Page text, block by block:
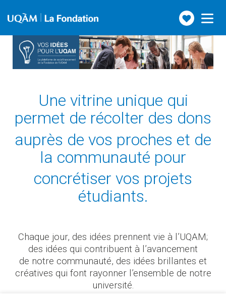
Faire
un
Toggle
navigation
Une vitrine unique qui
permet de récolter des dons
auprès de vos proches et de
la communauté pour
concrétiser vos projets
étudiants.
Chaque jour, des idées prennent vie à l’UQAM;
des idées qui contribuent à l’avancement
de notre communauté, des idées brillantes et
créatives qui font rayonner l’ensemble de notre
université.